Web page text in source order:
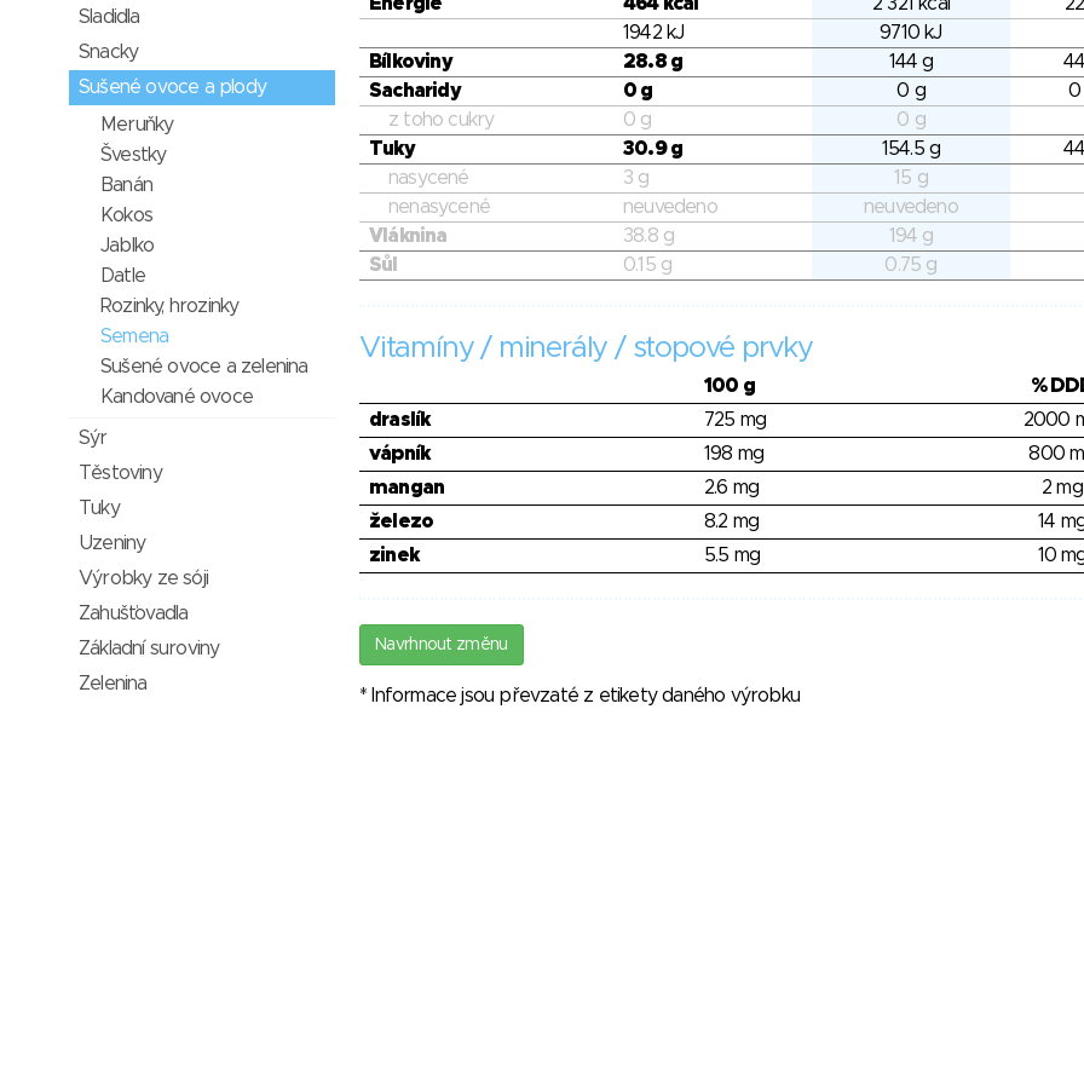
Energie 464 kcal 2 321 kcal
1942 kJ
9710 kJ
Bílkoviny
28.8 g 144 g
Sacharidy
0 g 0 g
0
z toho cukry
0 g
0 g
Tuky
30.9 g 154.5 g
nasycené
3 g
15 g
nenasycené
neuvedeno
neuvedeno
Vláknina
38.8 g
194 g
Sůl
0.15 g 0.75 g
Vitamíny / minerály / stopové prvky
100 g
%
draslík
725 mg
2000
vápník
198 mg
800
mangan
2.6 mg
2 mg
železo
8.2 mg
14
zinek
5.5 mg 10
Navrhnout změnu
* Informace jsou převzaté z etikety daného výrobku
Sladidla
Snacky
Sušené ovoce a plody
Meruňky
Švestky
Banán
Kokos
Jablko
Datle
Rozinky, hrozinky
Semena
Sušené ovoce a zelenina
Kandované ovoce
Sýr
Těstoviny
Tuky
Uzeniny
Výrobky ze sóji
Zahušťovadla
Základní suroviny
Zelenina